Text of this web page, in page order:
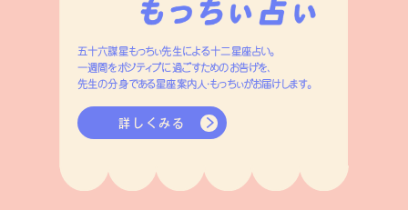
五十六謀星もっちぃ先生による十二星座占い。
一週間をポジティブに過ごすためのお告げを、
先生の分身である星座案内人・もっちぃがお届けします。
詳しくみる